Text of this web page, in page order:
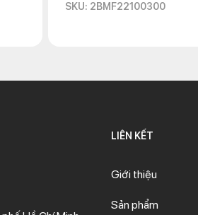
SKU: 2BMF22100300
LIÊN KẾT
Giới thiệu
Sản phẩm